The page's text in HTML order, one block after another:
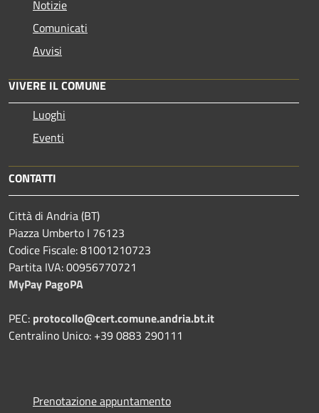
Notizie
Comunicati
Avvisi
VIVERE IL COMUNE
Luoghi
Eventi
CONTATTI
Città di Andria (BT)
Piazza Umberto I 76123
Codice Fiscale: 81001210723
Partita IVA: 00956770721
MyPay PagoPA
PEC: protocollo@cert.comune.andria.bt.it
Centralino Unico: +39 0883 290111
Prenotazione appuntamento